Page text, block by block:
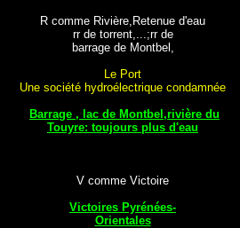
R comme Rivière,Retenue d'eau
rr de torrent,...;rr de
barrage de Montbel,
Le Port
Une société hydroélectrique condamnée
Barrage , lac de Montbel,rivière du
Touyre: toujours plus d'eau
V comme Victoire
Victoires Pyrénées-
Orientales